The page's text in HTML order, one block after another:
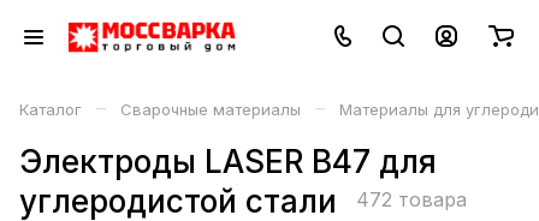
Каталог – Сварочные материалы – Материалы для
Электроды LASER B47 для
углеродистой стали
472 товара